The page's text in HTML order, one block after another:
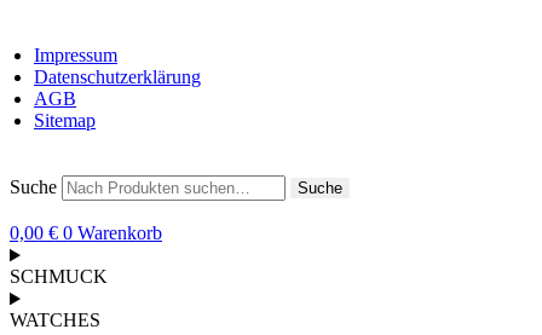
Impressum
Datenschutzerklärung
AGB
Sitemap
Suche Suche
0,00 € 0 Warenkorb
SCHMUCK
WATCHES